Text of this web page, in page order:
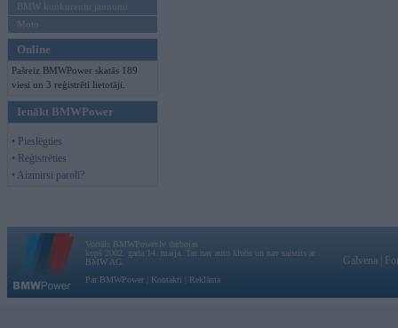
BMW konkurentu jaunumi
Moto
Online
Pašreiz BMWPower skatās 189
viesi un 3 reģistrēti lietotāji.
Ienākt BMWPower
• Pieslēgties
• Reģistrēties
• Aizmirsi paroli?
Vortāls BMWPower.lv darbojas
kopš 2002. gada 14. maija. Tas nav auto klubs un nav saistīts ar
BMW AG.
Par BMWPower
Kontakti Reklāma
Galvena